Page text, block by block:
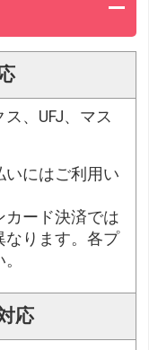
、UFJ、マス
いにはご利用い
カード決済では
なります。各プ
応